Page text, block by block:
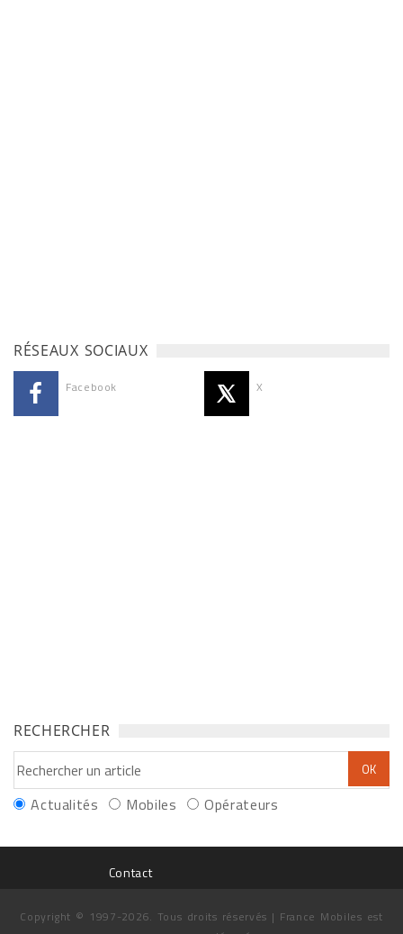
RÉSEAUX SOCIAUX
Facebook X
RECHERCHER
Actualités Mobiles Opérateurs
Contact
Copyright © 1997-2026. Tous droits réservés | France Mobiles est